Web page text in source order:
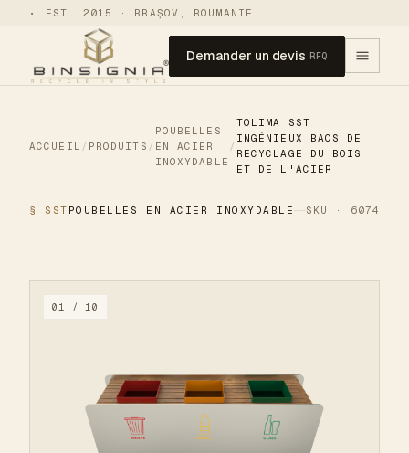
• EST. 2015 · BRAȘOV, ROUMANIE
Demander un devis RFQ
ACCUEIL / PRODUITS /
POUBELLES
EN ACIER
INOXYDABLE
/
TOLIMA SST
INGÉNIEUX BACS DE
RECYCLAGE DU BOIS
ET DE L'ACIER
§ SST POUBELLES EN ACIER INOXYDABLE SKU · 6074
01 / 10